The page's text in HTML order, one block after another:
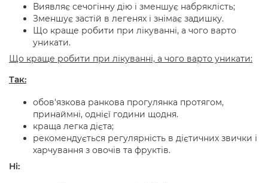
Виявляє сечогінну дію і зменшує набряклість;
Зменшує застій в легенях і знімає задишку.
Що краще робити при лікуванні, а чого варто
уникати.
Що краще робити при лікуванні, а чого варто уникати:
Так:
обов'язкова ранкова прогулянка протягом,
принаймні, однієї години щодня.
краща легка дієта;
рекомендується регулярність в дієтичних звички і
харчування з овочів та фруктів.
Ні: